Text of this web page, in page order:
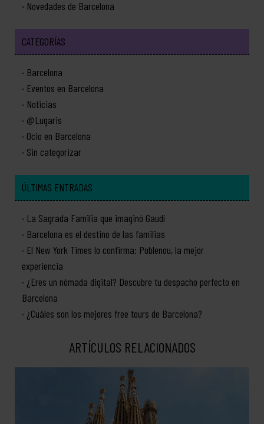
Novedades de Barcelona
CATEGORÍAS
Barcelona
Eventos en Barcelona
Noticias
@Lugaris
Ocio en Barcelona
Sin categorizar
ÚLTIMAS ENTRADAS
La Sagrada Familia que imaginó Gaudí
Barcelona es el destino de las familias
El New York Times lo confirma: Poblenou, la mejor
experiencia
¿Eres un nómada digital? Descubre tu despacho perfecto en
Barcelona
¿Cuáles son los mejores free tours de Barcelona?
ARTÍCULOS RELACIONADOS